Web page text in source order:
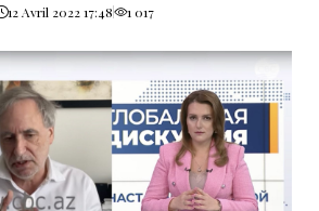
12 Avril 2022 17:48 1 017